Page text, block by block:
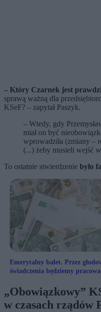
– Który Czarnek jest
sprawą ważną dla
KSeF? – zapytał Paszyk.
– Wtedy, gdy
miał on być
wprowadziła (zmiany –
(...) żeby musieli wejść
To ostatnie stwierdzenie było
Emerytalny balet. Przez
świadczenia będziemy
„Obowiązkowy”
w czasach rządów